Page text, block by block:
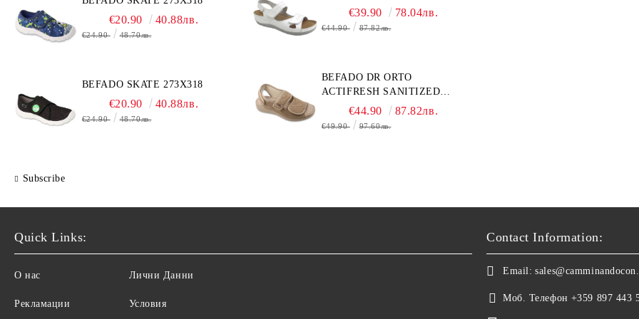
€20.90 40.88лв.
€24.90 48.70лв.
BEFADO SKATE 273X318
€20.90 40.88лв.
€24.90 48.70лв.
Subscribe
€39.90 78.04лв.
€44.90 87.82лв.
BEFADO DR ORTO
ACTIFRESH SANITIZED
077D005 ЖЕНСКАЯ ОБУВЬ
€44.90 87.82лв.
€49.90 97.60лв.
Quick Links:
О нас
Рекламации
Лични Данни
Условия
Contact Information:
Email:
Моб. Телефон +359 897 443